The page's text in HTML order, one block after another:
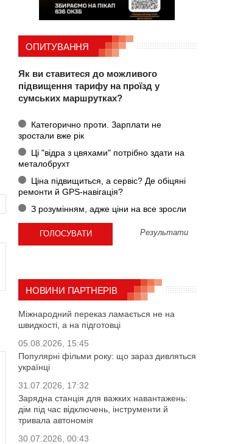
ОПИТУВАННЯ
Як ви ставитеся до можливого
підвищення тарифу на проїзд у
сумських маршрутках?
Категорично проти. Зарплати не
зростали вже рік
Ці "відра з цвяхами" потрібно здати на
металобрухт
Ціна підвищиться, а сервіс? Де обіцяні
ремонти й GPS-навігація?
З розумінням, адже ціни на все зросли
Результати
НОВИНИ ПАРТНЕРІВ
Міжнародний переказ ламається не на
швидкості, а на підготовці
05.08.2026, 15:45
Популярні фільми року: що зараз дивляться
українці
31.07.2026, 17:32
Зарядна станція для важких навантажень:
дім під час відключень, інструменти й
тривала автономія
30.07.2026, 00:43